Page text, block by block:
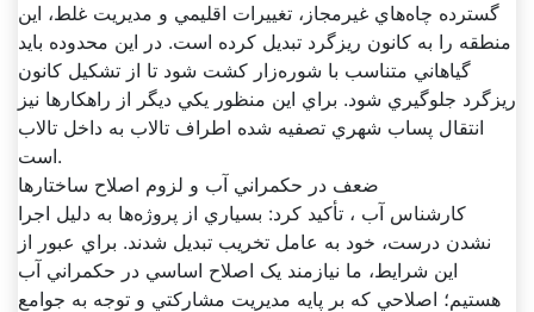
گسترده چاه‌هاي غيرمجاز، تغييرات اقليمي و مديريت غلط، اين
منطقه را به کانون ريزگرد تبديل کرده است. در اين محدوده بايد
گياهاني متناسب با شوره‌زار کشت شود تا از تشکيل کانون
ريزگرد جلوگيري شود. براي اين منظور يکي ديگر از راهکارها نيز
انتقال پساب شهري تصفيه شده اطراف تالاب به داخل تالاب
است.
ضعف در حکمراني آب و لزوم اصلاح ساختارها
کارشناس آب ، تأکيد کرد: بسياري از پروژه‌ها به دليل اجرا
نشدن درست، خود به عامل تخريب تبديل شدند. براي عبور از
اين شرايط، ما نيازمند يک اصلاح اساسي در حکمراني آب
هستيم؛ اصلاحي که بر پايه مديريت مشارکتي و توجه به جوامع